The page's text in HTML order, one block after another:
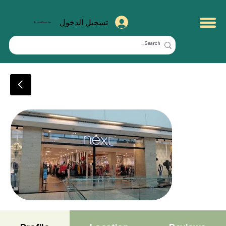
kuwaitmate تسجيل الدخول